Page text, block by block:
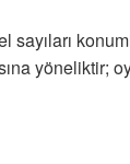
yöneliktir;